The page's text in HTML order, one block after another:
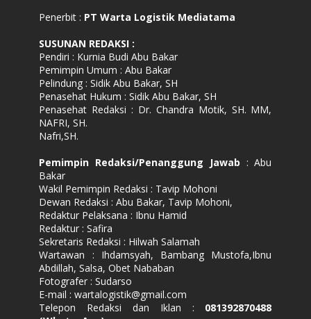
Penerbit : PT Warta Logistik Mediatama
SUSUNAN REDAKSI :
Pendiri : Kurnia Budi Abu Bakar
Pemimpin Umum : Abu Bakar
Pelindung : Sidik Abu Bakar, SH
Penasehat Hukum : Sidik Abu Bakar, SH
Penasehat Redaksi : Dr. Chandra Motik, SH. MM,
NAFRI, SH.
Nafri,SH.
Pemimpin Redaksi/Penanggung Jawab : Abu
Bakar
Wakil Pemimpin Redaksi : Tavip Mohoni
Dewan Redaksi : Abu Bakar, Tavip Mohoni,
Redaktur Pelaksana : Ibnu Hamid
Redaktur : Safira
Sekretaris Redaksi : Hilwah Salamah
Wartawan : Ihdamsyah, Bambang Mustofa,Ibnu
Abdillah, Salsa, Obet Nababan
Fotografer : Sudarso
E-mail : wartalogistik@gmail.com
Telepon Redaksi dan Iklan : 081392870488